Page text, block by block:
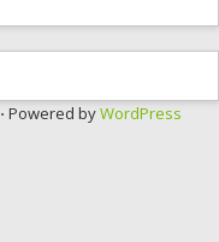
⋅ Powered byWordPress